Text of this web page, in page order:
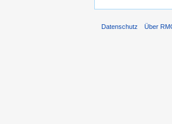
Datenschutz Über